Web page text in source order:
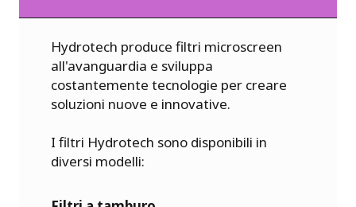
Hydrotech produce filtri microscreen
all'avanguardia e sviluppa
costantemente tecnologie per creare
soluzioni nuove e innovative.
I filtri Hydrotech sono disponibili in
diversi modelli: